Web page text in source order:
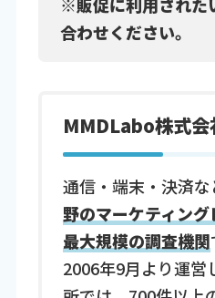
合わせください。
MMDLabo株式会
通信・端末・決済な
野のマーケティン
最大規模の調査機関
2006年9月より運営